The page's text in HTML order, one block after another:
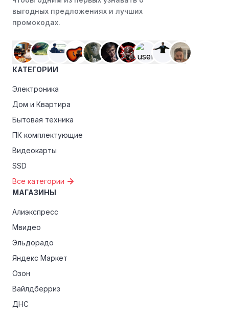
магазинами, чтобы пользоваться такими
преимуществами, как скидки только для участников,
акциям.
Особые скидки:Если вы соответствуете этим
критериям, проверьте, предоставляет ли Orental
эксклюзивные скидки для студентов, ветеранов или
выгодных предложениях и лучших
промокодах.
КАТЕГОРИИ
Электроника
Дом и Квартира
Бытовая техника
ПК комплектующие
Видеокарты
SSD
Все категории
МАГАЗИНЫ
Алиэкспресс
Мвидео
Эльдорадо
Яндекс Маркет
Озон
Вайлдберриз
ДНС